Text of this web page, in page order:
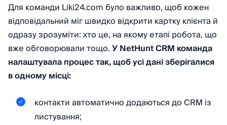
Для команди Liki24.com було важливо, щоб кожен
відповідальний міг швидко відкрити картку клієнта й
одразу зрозуміти: хто це, на якому етапі робота, що
вже обговорювали тощо.У NetHunt CRM команда
налаштувала процес так, щоб усі дані зберігалися
в одному місці:
контакти автоматично додаються до CRM із
листування;